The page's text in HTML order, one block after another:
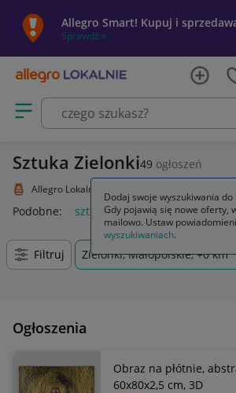
Allegro Smart! Kupuj i
Sprawdź »
Otwórz menu z kategoriami
Sztuka Zielonki49 ogłoszeń
Allegro Lokalnie
Podobne: sztuka sztukateria ścienna
Filtruj Zielonki, Małopolskie, +0 km
Ogłoszenia
Obraz na płótnie,
60x80x2,5 cm, 3D
Dodaj swoje wyszukiwania do
Gdy pojawią się nowe oferty,
mailowo. Ustaw
wyszukiwaniach.